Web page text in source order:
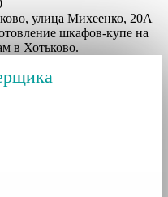
улица Михеенко, 20А
шкафов-купе на
в Хотьково.